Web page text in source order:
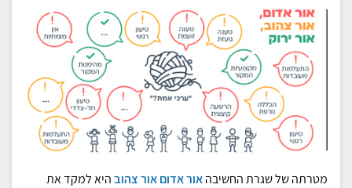
מטרתה של שגרת החשיבהאור אדום אור צהובהיא למקד את